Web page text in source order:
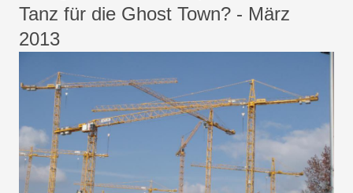
Tanz für die Ghost Town? - März
2013